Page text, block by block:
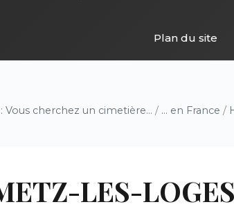
Plan du site
Vous cherchez un cimetière... / ... en France /
LES-